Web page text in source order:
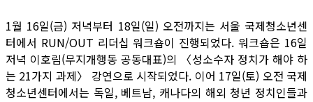
1월 16일(금) 저녁부터 18일(일) 오전까지는 서울 국제청소년센
터에서 RUN/OUT 리더십 워크숍이 진행되었다. 워크숍은 16일
저녁 이호림(무지개행동 공동대표)의 〈성소수자 정치가 해야 하
는 21가지 과제〉 강연으로 시작되었다. 이어 17일(토) 오전 국제
청소년센터에서는 독일, 베트남, 캐나다의 해외 청년 정치인들과